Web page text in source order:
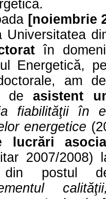
[noiembrie
Universitatea
în
Energetică,
am
deasistent
fiabilităţii în
energetice
lucrări
2007/
postul